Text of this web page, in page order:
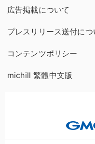
広告掲載について
プレスリリース送付につ
コンテンツポリシー
michill 繁體中文版